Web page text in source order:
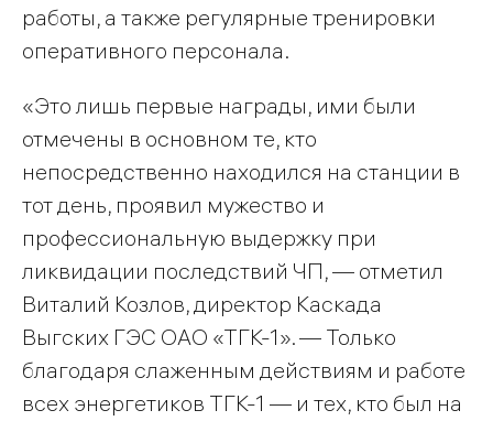
работы, а также регулярные тренировки
оперативного персонала.
«Это лишь первые награды, ими были
отмечены в основном те, кто
непосредственно находился на станции в
тот день, проявил мужество и
профессиональную выдержку при
ликвидации последствий ЧП, — отметил
Виталий Козлов, директор Каскада
Выгских ГЭС ОАО «ТГК-1». — Только
благодаря слаженным действиям и работе
всех энергетиков ТГК-1 — и тех, кто был на